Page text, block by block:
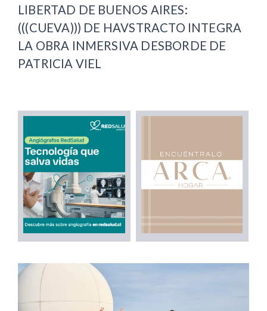
LIBERTAD DE BUENOS AIRES:
(((CUEVA))) DE HAVSTRACTO INTEGRA
LA OBRA INMERSIVA DESBORDE DE
PATRICIA VIEL